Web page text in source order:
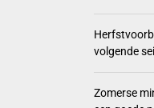
volgende
Zomerse